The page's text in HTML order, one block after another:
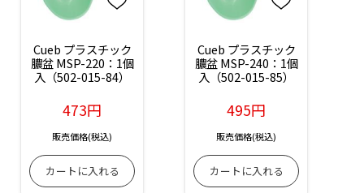
Cueb プラスチック
膿盆 MSP-220：1個
入（502-015-84）
473円
販売価格(税込)
Cueb プラスチック
膿盆 MSP-240：1個
入（502-015-85）
495円
販売価格(税込)